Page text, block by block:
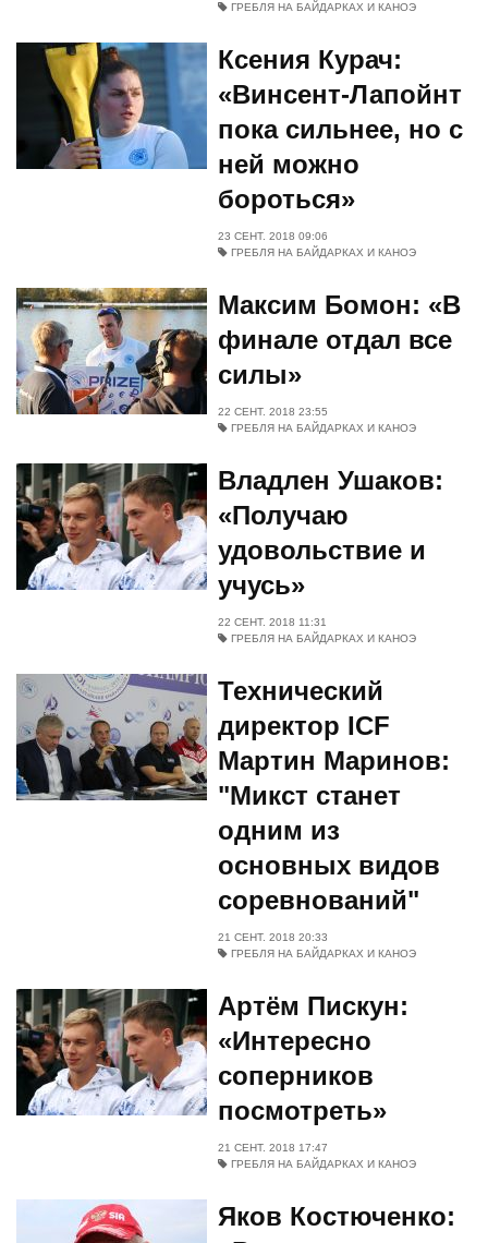
ГРЕБЛЯ НА БАЙДАРКАХ И КАНОЭ
Ксения Курач:
«Винсент-Лапойнт
пока сильнее, но с
ней можно
бороться»
23 СЕНТ. 2018 09:06
ГРЕБЛЯ НА БАЙДАРКАХ И КАНОЭ
Максим Бомон: «В
финале отдал все
силы»
22 СЕНТ. 2018 23:55
ГРЕБЛЯ НА БАЙДАРКАХ И КАНОЭ
Владлен Ушаков:
«Получаю
удовольствие и
учусь»
22 СЕНТ. 2018 11:31
ГРЕБЛЯ НА БАЙДАРКАХ И КАНОЭ
Технический
директор ICF
Мартин Маринов:
"Микст станет
одним из
основных видов
соревнований"
21 СЕНТ. 2018 20:33
ГРЕБЛЯ НА БАЙДАРКАХ И КАНОЭ
Артём Пискун:
«Интересно
соперников
посмотреть»
21 СЕНТ. 2018 17:47
ГРЕБЛЯ НА БАЙДАРКАХ И КАНОЭ
Яков Костюченко: